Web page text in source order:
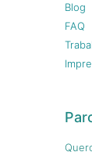
Blog
FAQ